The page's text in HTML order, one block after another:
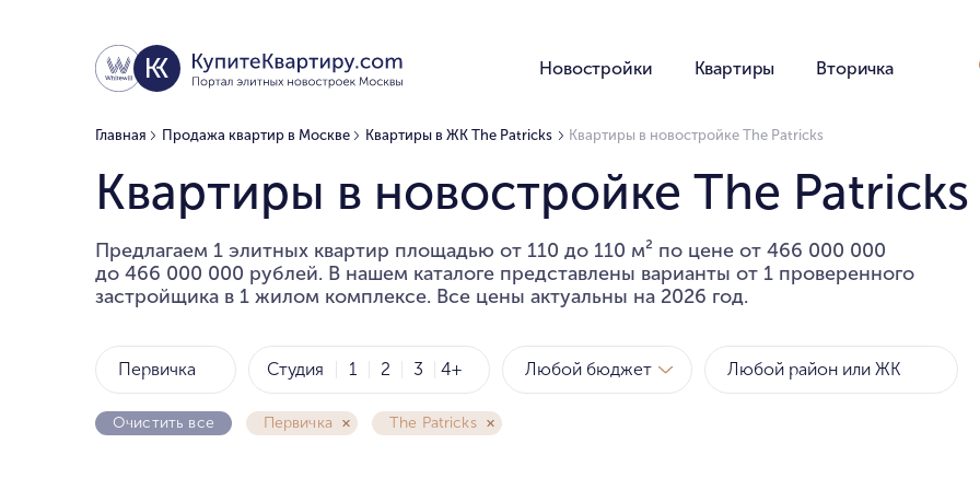
Новостройки Квартиры Вторичка
Главная Продажа квартир в Москве Квартиры в ЖК The Patricks Квартиры в новостройке The Patricks
Квартиры в новостройке The Patricks
Предлагаем 1 элитных квартир площадью от 110 до 110 м² по цене от 466 000 000
до 466 000 000 рублей. В нашем каталоге представлены варианты от 1 проверенного
застройщика в 1 жилом комплексе. Все цены актуальны на 2026 год.
Первичка Студия 1 2 3 4+ Любой бюджет
Очистить все Первичка The Patricks